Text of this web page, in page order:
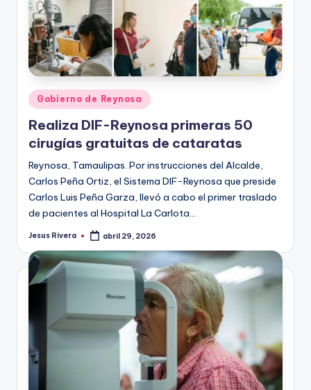
Publicado
en
Gobierno de Reynosa
Realiza DIF-Reynosa primeras 50
cirugías gratuitas de cataratas
Reynosa, Tamaulipas. Por instrucciones del Alcalde,
Carlos Peña Ortiz, el Sistema DIF-Reynosa que preside
Carlos Luis Peña Garza, llevó a cabo el primer traslado
de pacientes al Hospital La Carlota…
Publicado
Jesus Rivera abril 29, 2026